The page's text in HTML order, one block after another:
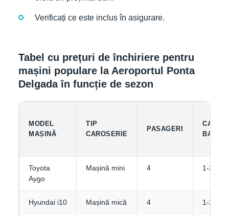
Verificați ce este inclus în asigurare.
Tabel cu prețuri de închiriere pentru
mașini populare la Aeroportul Ponta
Delgada în funcție de sezon
MODEL
MAȘINĂ
TIP
CAROSERIE
PASAGERI
Toyota
Aygo
Mașină mini 4 1-2
Hyundai i10 Mașină mică 4 1-2